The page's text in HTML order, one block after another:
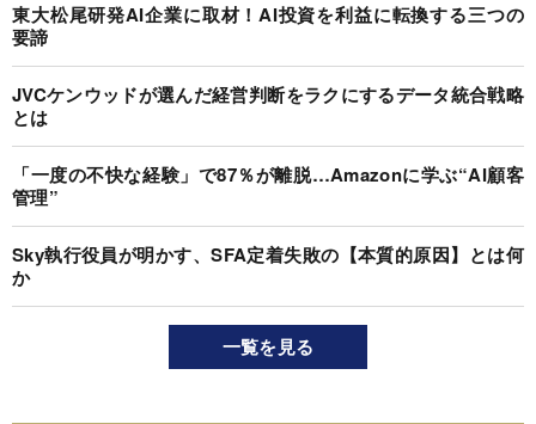
東大松尾研発AI企業に取材！AI投資を利益に転換する三つの
要諦
JVCケンウッドが選んだ経営判断をラクにするデータ統合戦略
とは
「一度の不快な経験」で87％が離脱…Amazonに学ぶ“AI顧客
管理”
Sky執行役員が明かす、SFA定着失敗の【本質的原因】とは何
か
一覧を見る